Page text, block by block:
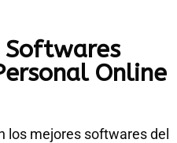
Softwares
Online
los mejores softwares del